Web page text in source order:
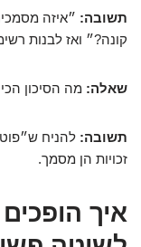
תשובה: ״איזה
קונה?״ ואז לבנות
שאלה: מה הסיכון
תשובה: להניח
זכויות הן מסמך.
איך